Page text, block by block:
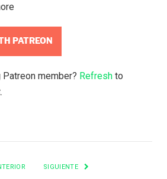
PATREON
member? Refresh to
SIGUIENTE